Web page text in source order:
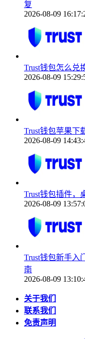
复
2026-08-09
Trust钱包怎么兑
2026-08-09
Trust钱包苹果下
2026-08-09
Trust钱包插件，
2026-08-09
Trust钱包新手入
南
2026-08-09
关于我们
联系我们
免责声明